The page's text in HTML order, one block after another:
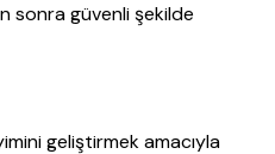
sonra güvenli şekilde
geliştirmek amacıyla